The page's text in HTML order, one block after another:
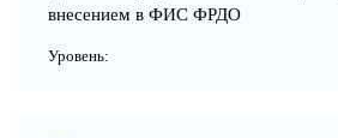
внесением в ФИС ФРДО
Уровень: